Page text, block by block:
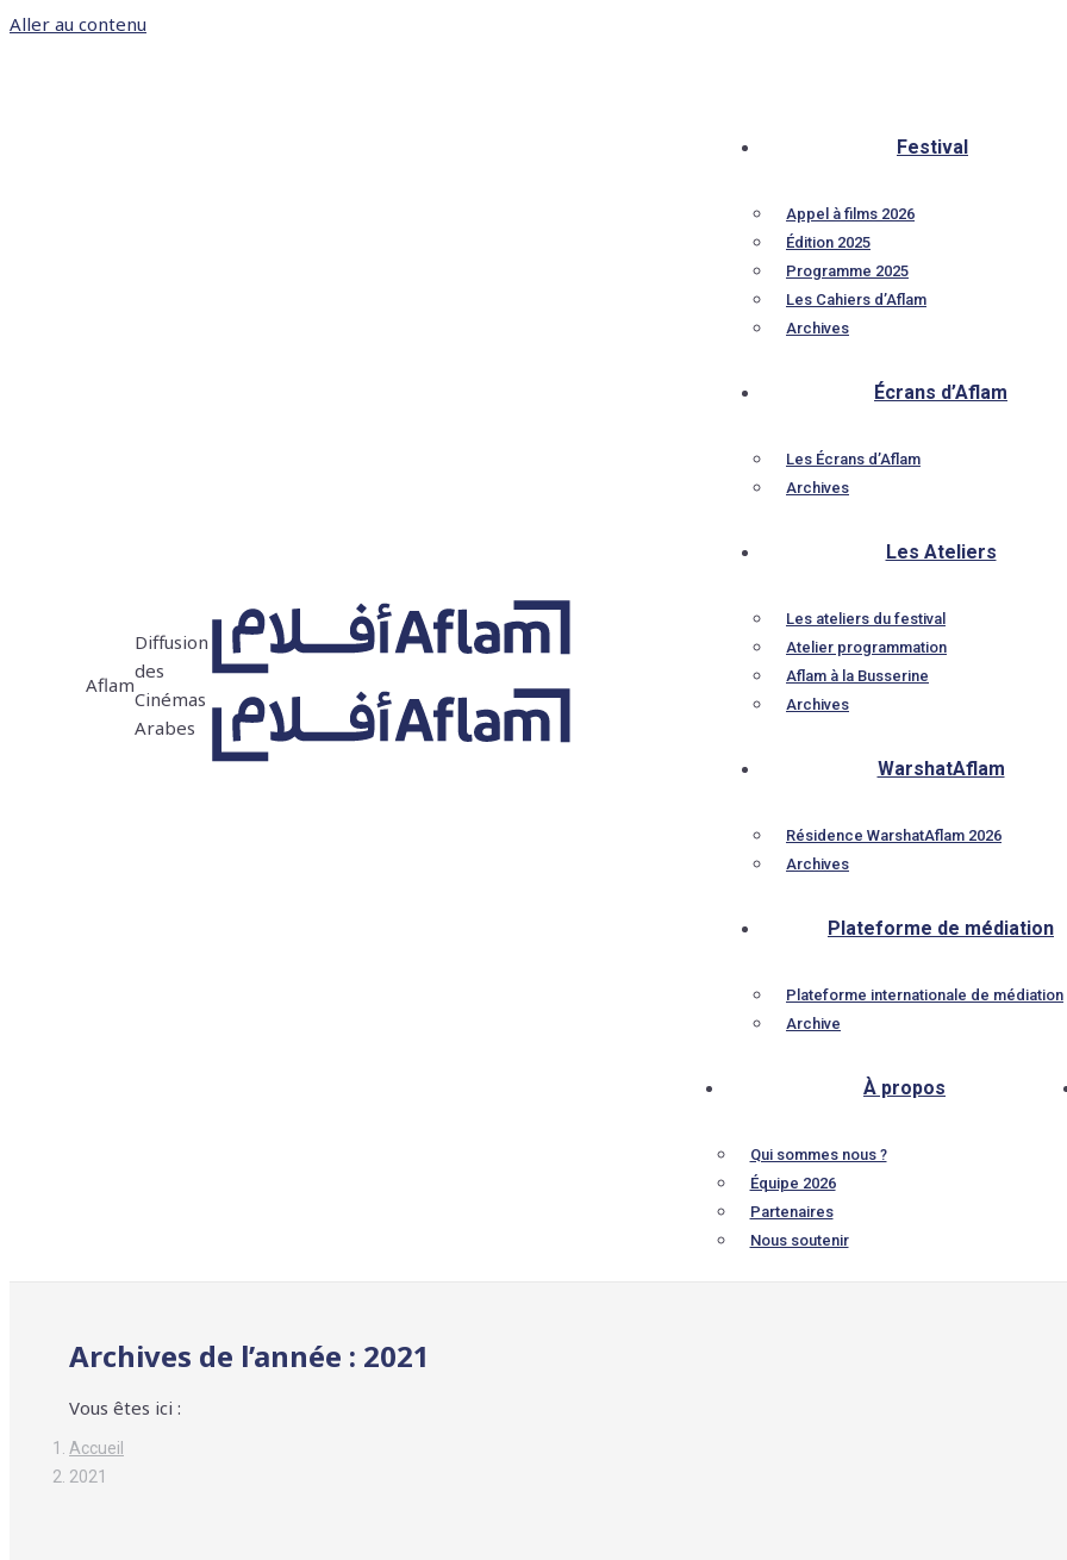
Aller au contenu
Aflam
Diffusion
des
Cinémas
Arabes
Festival
Appel à films 2026
Édition 2025
Programme 2025
Les Cahiers d’Aflam
Archives
Écrans d’Aflam
Les Écrans d’Aflam
Archives
Les Ateliers
Les ateliers du festival
Atelier programmation
Aflam à la Busserine
Archives
WarshatAflam
Résidence WarshatAflam 2026
Archives
Plateforme de médiation
Plateforme internationale de médiation
Archive
À propos
Qui sommes nous ?
Équipe 2026
Partenaires
Nous soutenir
Archives de l’année : 2021
Vous êtes ici :
Accueil
2021